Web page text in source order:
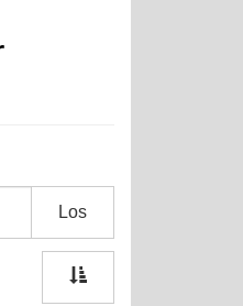
Los